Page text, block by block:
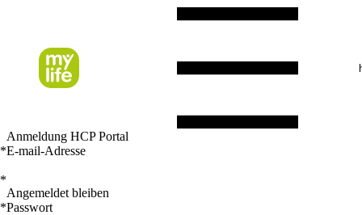
Anmeldung HCP Portal
*E-mail-Adresse
*
Angemeldet bleiben
*Passwort